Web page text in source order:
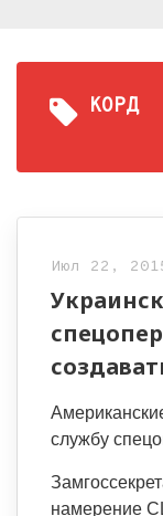
КОРД
Июл 22,
службу
намерение